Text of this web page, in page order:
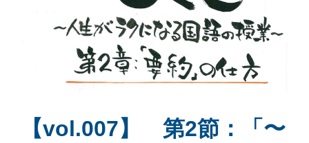
【vol.007】 第2節：「〜